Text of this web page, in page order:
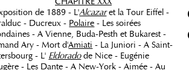
de 1889 - L'Alcazaret la Tour Eiffel -
- Ducreux - Polaire - Les soirées
- A Vienne, Buda-Pesth et Bukarest -
Ary - Mort d'Amiati - La Juniori - A Saint-
- L' Eldoradode Nice - Eugénie
- Les Dante - A New-York - Aimée - Au